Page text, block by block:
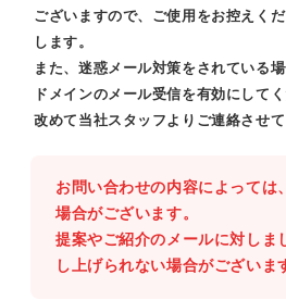
ございますので、ご使用をお控えく
します。
また、迷惑メール対策をされている
ドメインのメール受信を有効にしてく
改めて当社スタッフよりご連絡させて
お問い合わせの内容によっては
場合がございます。
提案やご紹介のメールに対しま
し上げられない場合がございま